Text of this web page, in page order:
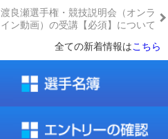
渡良瀬選手権・競技説明会（オンラ
イン動画）の受講【必須】について
全ての新着情報はこちら